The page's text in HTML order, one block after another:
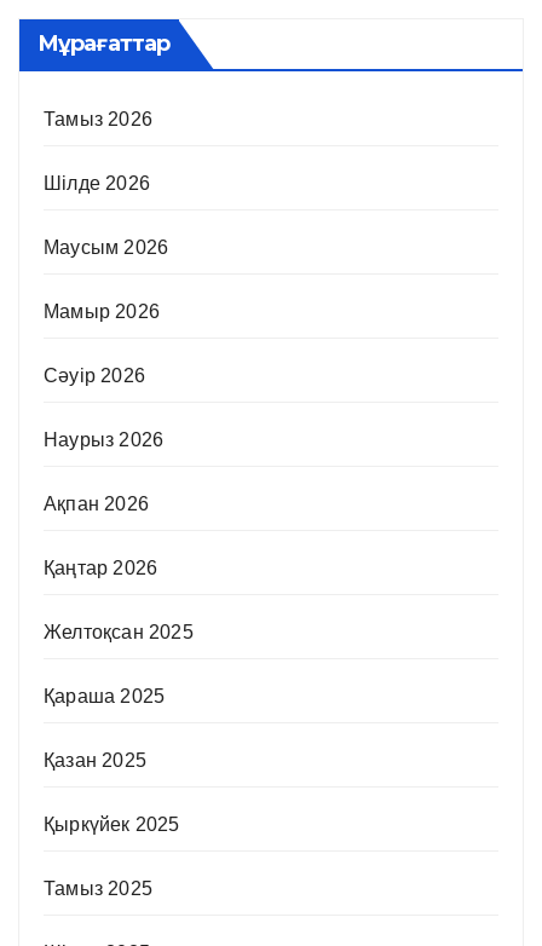
Мұрағаттар
Тамыз 2026
Шілде 2026
Маусым 2026
Мамыр 2026
Сәуір 2026
Наурыз 2026
Ақпан 2026
Қаңтар 2026
Желтоқсан 2025
Қараша 2025
Қазан 2025
Қыркүйек 2025
Тамыз 2025